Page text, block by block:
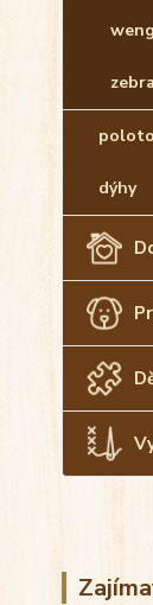
dýhy